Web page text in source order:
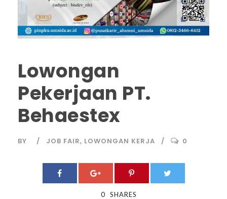
Lowongan
Pekerjaan PT.
Behaestex
BY JOB FAIR, LOWONGAN KERJA 0
0 SHARES